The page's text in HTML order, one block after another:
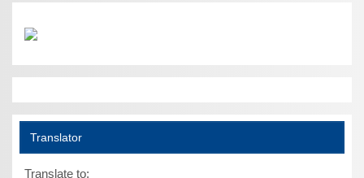
Translator
Translate to: